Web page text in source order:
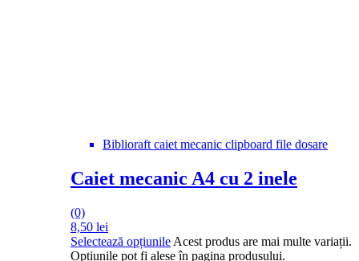
Biblioraft caiet mecanic clipboard file dosare
Caiet mecanic A4 cu 2 inele
(0)
8,50 lei
Selectează opțiunile Acest produs are mai multe variații.
Opțiunile pot fi alese în pagina produsului.